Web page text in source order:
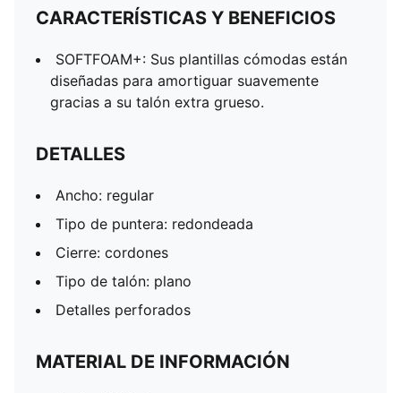
CARACTERÍSTICAS Y BENEFICIOS
SOFTFOAM+: Sus plantillas cómodas están
diseñadas para amortiguar suavemente
gracias a su talón extra grueso.
DETALLES
Ancho: regular
Tipo de puntera: redondeada
Cierre: cordones
Tipo de talón: plano
Detalles perforados
MATERIAL DE INFORMACIÓN